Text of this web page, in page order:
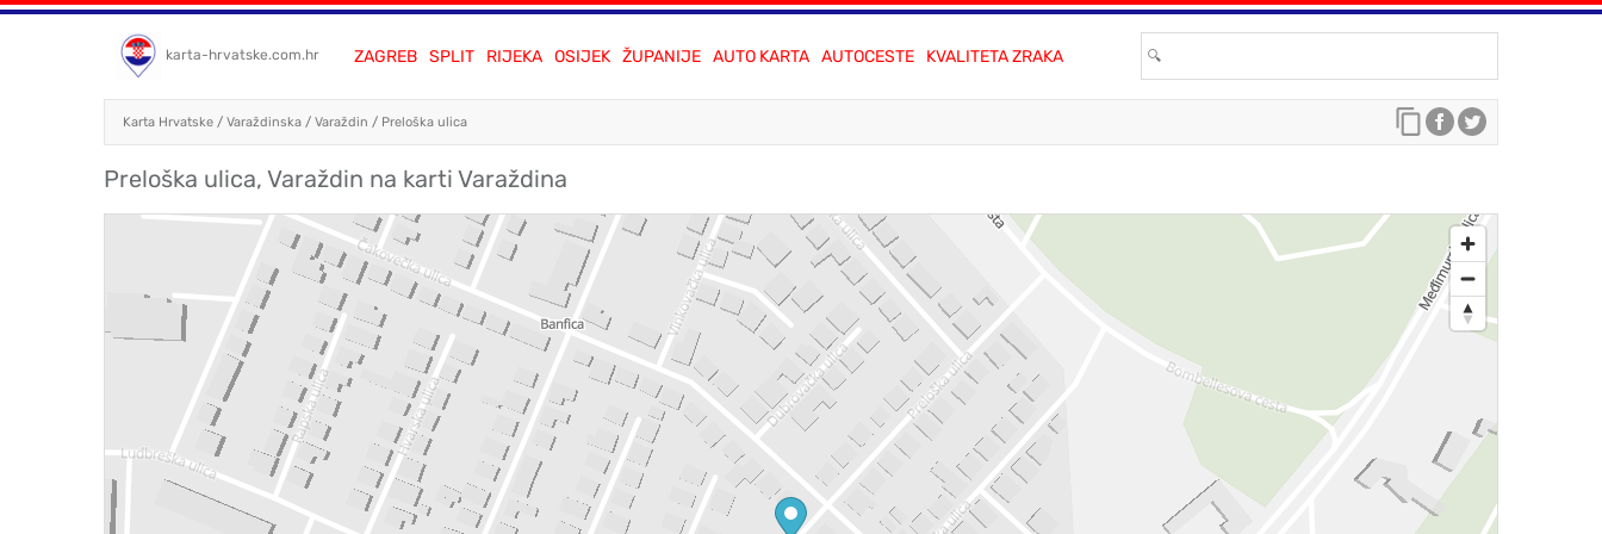
karta-hrvatske.com.hr ZAGREB SPLIT RIJEKA OSIJEK ŽUPANIJE AUTO KARTA AUTOCESTE KVALITETA ZRAKA
Karta Hrvatske / Varaždinska / Varaždin / Preloška ulica
Preloška ulica, Varaždin na karti Varaždina